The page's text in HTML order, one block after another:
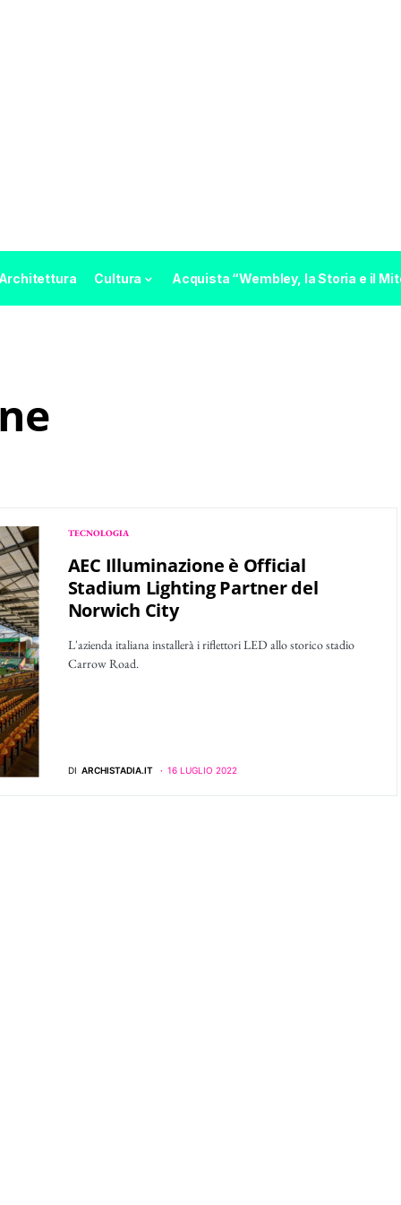
Cultura Acquista “Wembley, la Storia e il
TECNOLOGIA
AEC Illuminazione è Official
Stadium Lighting Partner del
Norwich City
L'azienda italiana installerà i riflettori LED allo storico stadio
Carrow Road.
DI ARCHISTADIA.IT 16 LUGLIO 2022